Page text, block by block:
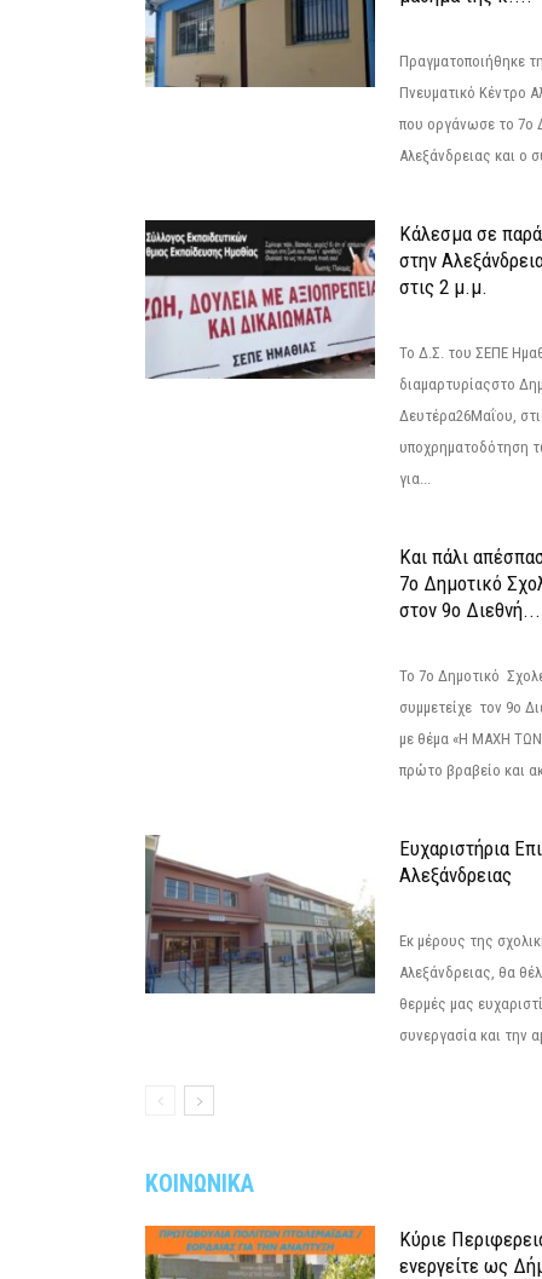
Πραγματοποιήθηκε
Πνευματικό Κέντρο
που οργάνωσε το 7ο
Αλεξάνδρειας και ο
Κάλεσμα σε
στην
στις 2 μ.μ.
Το Δ.Σ. του ΣΕΠΕ
διαμαρτυρίαςστο
Δευτέρα26Μαΐου,
υποχρηματοδότηση
για...
Και πάλι
7ο Δημοτικό
στον 9ο Διεθνή...
Το 7ο Δημοτικό
συμμετείχε τον 9ο
με θέμα «Η ΜΑΧΗ
πρώτο βραβείο και
Ευχαριστήρια
Αλεξάνδρειας
Εκ μέρους της
Αλεξάνδρειας, θα
θερμές μας
συνεργασία και την
ΚΟΙΝΩΝΙΚΑ
Κύριε
ενεργείτε ως